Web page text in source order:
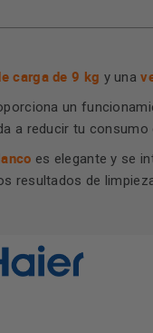
carga de 9 kg y una
un
a reducir tu
es elegante y se
resultados de